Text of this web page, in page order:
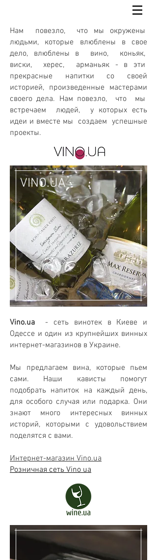
Нам повезло, что мы окружены
людьми, которые влюблены в свое
дело, влюблены в вино, коньяк,
виски, херес, арманьяк - в эти
прекрасные напитки со своей
историей, произведенные мастерами
своего дела. Нам повезло, что мы
встречаем людей, у которых есть
идеи и вместе мы создаем успешные
проекты.
VINO.UA
Vino.ua - cеть винотек в Киеве и
Одессе и один из крупнейших винных
интернет-магазинов в Украине.
Мы предлагаем вина, которые пьем
сами. Наши кависты помогут
подобрать напиток на каждый день,
для особого случая или подарка. Они
знают много интересных винных
историй, которыми с удовольствием
поделятся с вами.
Интернет-магазин Vino.ua
Розничная сеть Vino ua